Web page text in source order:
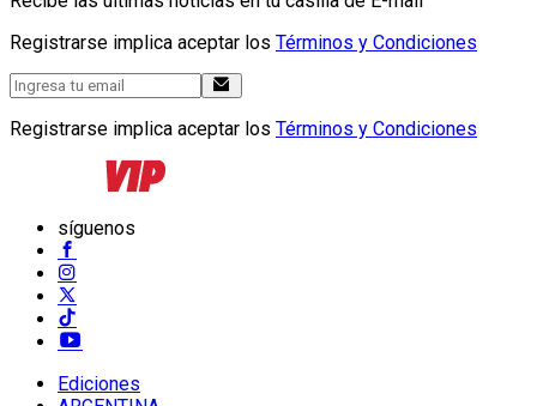
Registrarse implica aceptar los Términos y Condiciones
Registrarse implica aceptar los Términos y Condiciones
síguenos
Ediciones